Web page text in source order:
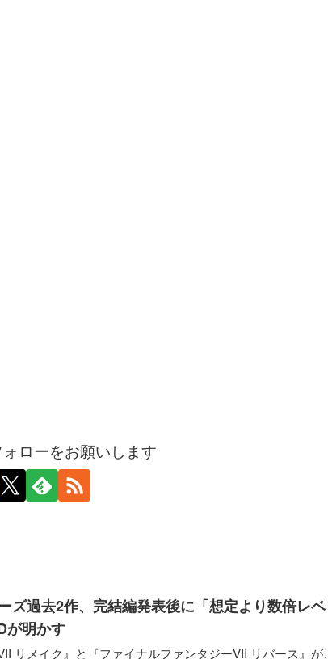
ローをお願いします
ズ過去2作、完結編発表後に「想定より数倍レベ
が明かす
リメイク』と『ファイナルファンタジーVII リバース』が、